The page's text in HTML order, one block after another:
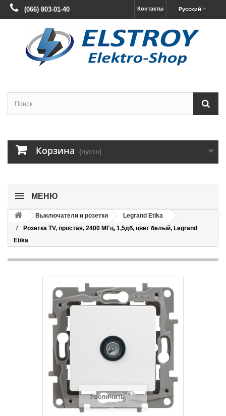
Русский
Контакты
(066) 803-01-40
Корзина (пусто)
МЕНЮ
Выключатели и розетки
Legrand Etika
Розетка TV, простая, 2400 МГц, 1,5дб, цвет белый, Legrand
Etika
Увеличить